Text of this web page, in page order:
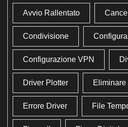
Avvio Rallentato
Condivisione
Configurazione VPN
Driver Plotter Eliminare
Errore Driver File